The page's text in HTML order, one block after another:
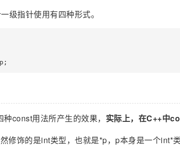
级指针使用有四种形式。
const用法所产生的效果， 实际上，在C++中
修饰的是int类型，也就是*p，p本身是一个int*